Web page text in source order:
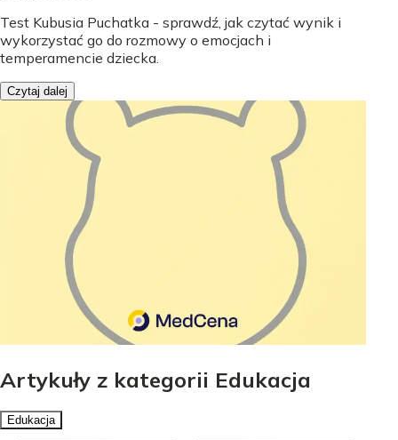
Test Kubusia Puchatka - sprawdź, jak czytać wynik i
wykorzystać go do rozmowy o emocjach i
temperamencie dziecka.
Czytaj dalej
Artykuły z kategorii Edukacja
Edukacja